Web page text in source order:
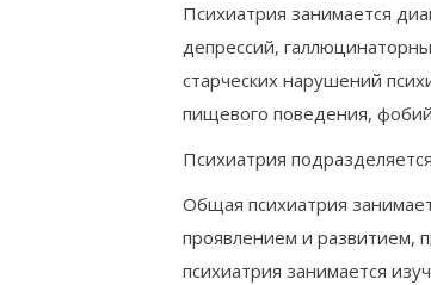
Психиатрия занимается
депрессий,
старческих нарушений
пищевого поведения,
Психиатрия
Общая психиатрия
проявлением и развитием,
психиатрия занимается